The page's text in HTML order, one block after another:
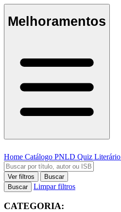
Melhoramentos
Home Catálogo PNLD Quiz Literário
Ver filtros
Buscar
Buscar
Limpar filtros
CATEGORIA: